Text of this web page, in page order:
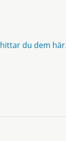
hittar du dem här.